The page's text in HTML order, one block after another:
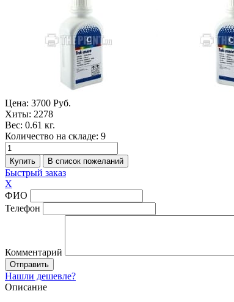
Цена: 3700 Руб.
Хиты: 2278
Вес: 0.61 кг.
Количество на складе: 9
Быстрый заказ
X
ФИО
Телефон
Комментарий
Нашли дешевле?
Описание